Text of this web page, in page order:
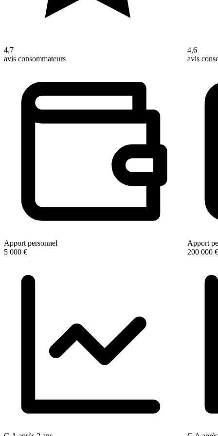
4,7
avis consommateurs
Apport personnel
5 000 €
4,6
avis
Apport
200 000 €